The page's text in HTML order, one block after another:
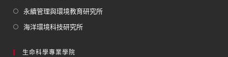
永續管理與環境教育研究所
海洋環境科技研究所
生命科學專業學院